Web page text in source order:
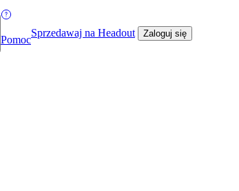
Pomoc
Sprzedawaj na Headout Zaloguj się